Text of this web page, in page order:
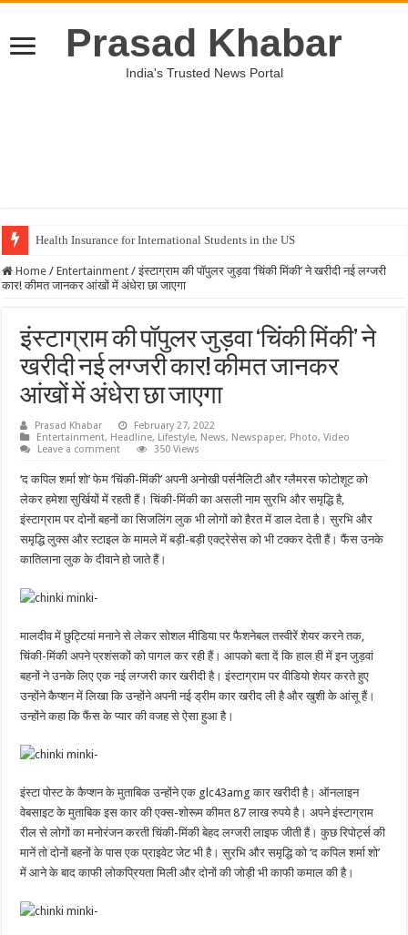
Prasad Khabar
India's Trusted News Portal
Health Insurance for International Students in the US
Home / Entertainment / इंस्टाग्राम की पॉपुलर जुड़वा ‘चिंकी मिंकी’ ने खरीदी नई लग्जरी
कार! कीमत जानकर आंखों में अंधेरा छा जाएगा
इंस्टाग्राम की पॉपुलर जुड़वा ‘चिंकी मिंकी’ ने
खरीदी नई लग्जरी कार! कीमत जानकर
आंखों में अंधेरा छा जाएगा
Prasad Khabar
February 27, 2022
Entertainment, Headline, Lifestyle, News, Newspaper, Photo,Video
Leave a comment
350 Views
‘द कपिल शर्मा शो’ फेम ‘चिंकी-मिंकी’ अपनी अनोखी पर्सनैलिटी और ग्लैमरस फोटोशूट को
लेकर हमेशा सुर्खियों में रहती हैं। चिंकी-मिंकी का असली नाम सुरभि और समृद्धि है,
इंस्टाग्राम पर दोनों बहनों का सिजलिंग लुक भी लोगों को हैरत में डाल देता है। सुरभि और
समृद्धि लुक्स और स्टाइल के मामले में बड़ी-बड़ी एक्ट्रेसेस को भी टक्कर देती हैं। फैंस उनके
कातिलाना लुक के दीवाने हो जाते हैं।
मालदीव में छुट्टियां मनाने से लेकर सोशल मीडिया पर फैशनेबल तस्वीरें शेयर करने तक,
चिंकी-मिंकी अपने प्रशंसकों को पागल कर रही हैं। आपको बता दें कि हाल ही में इन जुड़वां
बहनों ने उनके लिए एक नई लग्जरी कार खरीदी है। इंस्टाग्राम पर वीडियो शेयर करते हुए
उन्होंने कैप्शन में लिखा कि उन्होंने अपनी नई ड्रीम कार खरीद ली है और खुशी के आंसू हैं।
उन्होंने कहा कि फैंस के प्यार की वजह से ऐसा हुआ है।
इंस्टा पोस्ट के कैप्शन के मुताबिक उन्होंने एक glc43amg कार खरीदी है। ऑनलाइन
वेबसाइट के मुताबिक इस कार की एक्स-शोरूम कीमत 87 लाख रुपये है। अपने इंस्टाग्राम
रील से लोगों का मनोरंजन करती चिंकी-मिंकी बेहद लग्जरी लाइफ जीती हैं। कुछ रिपोर्ट्स की
मानें तो दोनों बहनों के पास एक प्राइवेट जेट भी है। सुरभि और समृद्धि को ‘द कपिल शर्मा शो’
में आने के बाद काफी लोकप्रियता मिली और दोनों की जोड़ी भी काफी कमाल की है।